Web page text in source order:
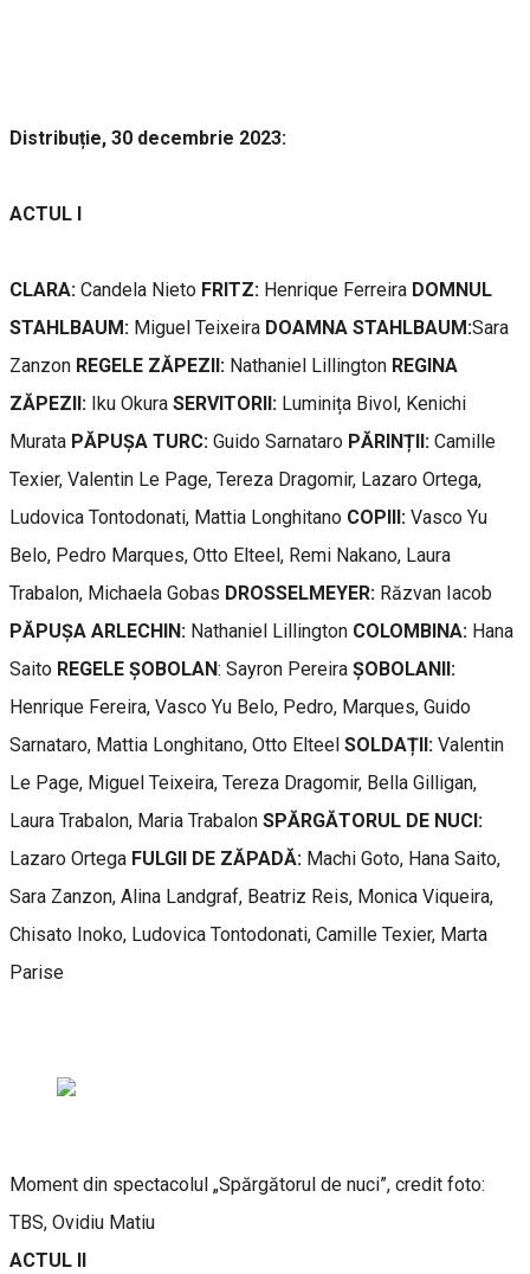
Distribuție, 30 decembrie 2023:
ACTUL I
CLARA: Candela Nieto FRITZ: Henrique Ferreira DOMNUL
STAHLBAUM: Miguel Teixeira DOAMNA STAHLBAUM:Sara
Zanzon REGELE ZĂPEZII: Nathaniel Lillington REGINA
ZĂPEZII: Iku Okura SERVITORII: Luminița Bivol, Kenichi
Murata PĂPUȘA TURC: Guido Sarnataro PĂRINȚII: Camille
Texier, Valentin Le Page, Tereza Dragomir, Lazaro Ortega,
Ludovica Tontodonati, Mattia Longhitano COPIII: Vasco Yu
Belo, Pedro Marques, Otto Elteel, Remi Nakano, Laura
Trabalon, Michaela Gobas DROSSELMEYER: Răzvan Iacob
PĂPUȘA ARLECHIN: Nathaniel Lillington COLOMBINA: Hana
Saito REGELE ȘOBOLAN: Sayron Pereira ȘOBOLANII:
Henrique Fereira, Vasco Yu Belo, Pedro, Marques, Guido
Sarnataro, Mattia Longhitano, Otto Elteel SOLDAȚII: Valentin
Le Page, Miguel Teixeira, Tereza Dragomir, Bella Gilligan,
Laura Trabalon, Maria Trabalon SPĂRGĂTORUL DE NUCI:
Lazaro Ortega FULGII DE ZĂPADĂ: Machi Goto, Hana Saito,
Sara Zanzon, Alina Landgraf, Beatriz Reis, Monica Viqueira,
Chisato Inoko, Ludovica Tontodonati, Camille Texier, Marta
Parise
Moment din spectacolul „Spărgătorul de nuci”, credit foto:
TBS, Ovidiu Matiu
ACTUL II